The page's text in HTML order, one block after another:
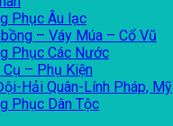
Phục Âu lạc
– Váy Múa – Cổ Vũ
Phục Các Nước
– Phụ Kiện
Hải Quân-Lính Pháp, Mỹ
Phục Dân Tộc